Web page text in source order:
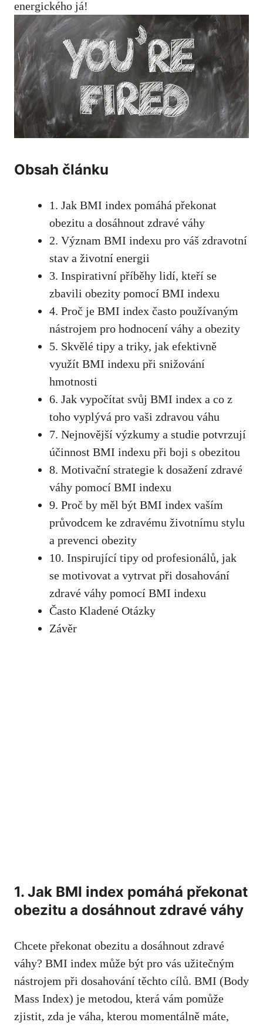
energického já!
Obsah článku
1. Jak BMI index pomáhá překonat
obezitu ‌a dosáhnout zdravé váhy
2. Význam BMI indexu pro váš zdravotní
stav a ⁣životní energii
3. Inspirativní příběhy lidí, kteří se
zbavili obezity ⁢pomocí BMI indexu
4. Proč je BMI index často používaným
nástrojem pro hodnocení váhy a obezity
5. Skvělé tipy a triky, jak ‌efektivně
využít ‍BMI indexu při snižování
hmotnosti
6. Jak vypočítat ‍svůj BMI index a co z
toho vyplývá pro vaši zdravou váhu
7. Nejnovější výzkumy a studie ⁤potvrzují
účinnost BMI indexu při boji s obezitou
8. Motivační strategie ​k dosažení zdravé
váhy pomocí BMI indexu
9. Proč by měl být BMI index‍ vaším
průvodcem ‍ke zdravému životnímu stylu
a prevenci obezity
10. Inspirující tipy od profesionálů, jak
se motivovat a vytrvat ‌při dosahování‍
zdravé váhy pomocí ‍BMI indexu
Často Kladené Otázky
Závěr
1. Jak BMI index pomáhá překonat
obezitu a dosáhnout zdravé váhy
Chcete překonat obezitu a dosáhnout‌ zdravé
váhy? BMI ​index může být ⁣pro vás užitečným
nástrojem při dosahování⁢ těchto cílů. BMI (Body
Mass Index) je metodou, která vám pomůže
zjistit, zda je váha, kterou momentálně máte,